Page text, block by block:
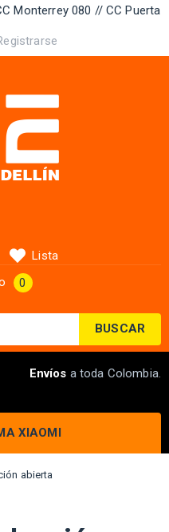
Monterrey 080 // CC Puerta
BUSCAR
Lista
0
XIAOMI
Envíos a toda Colombia.
abierta